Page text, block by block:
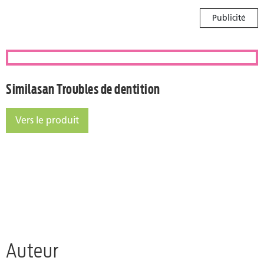
Publicité
Similasan Troubles de
Similasan Troubles de dentition
Similasan Troubles de dentition
Vers le produit
Auteur